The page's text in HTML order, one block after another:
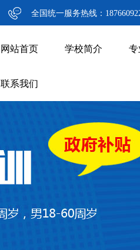
全国统一服务热线：
网站首页 学校简介 专
联系我们